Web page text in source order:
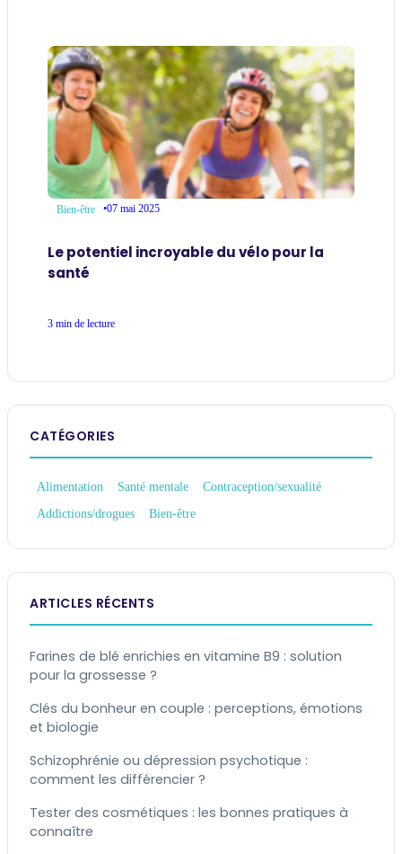
Bien-être •07 mai 2025
Le potentiel incroyable du vélo pour la
santé
3 min de lecture
CATÉGORIES
Alimentation Santé mentale
Contraception/sexualité
Addictions/drogues
Bien-être
ARTICLES RÉCENTS
Farines de blé enrichies en vitamine B9 : solution
pour la grossesse ?
Clés du bonheur en couple : perceptions, émotions
et biologie
Schizophrénie ou dépression psychotique :
comment les différencier ?
Tester des cosmétiques : les bonnes pratiques à
connaître